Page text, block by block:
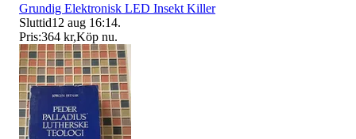
Grundig Elektronisk LED Insekt Killer
Sluttid12 aug 16:14.
Pris:364 kr,Köp nu.